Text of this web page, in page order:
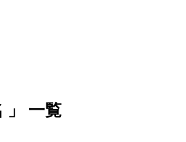
」 一覧